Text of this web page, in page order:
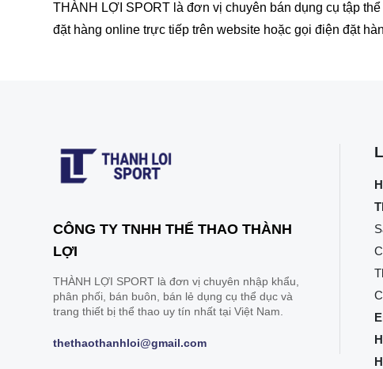
THÀNH LỢI SPORT là đơn vị chuyên bán dụng cụ tập
đặt hàng online trực tiếp trên website hoặc gọi điện đặt
CÔNG TY TNHH THỂ THAO THÀNH
LỢI
THÀNH LỢI SPORT là đơn vị chuyên nhập khẩu,
phân phối, bán buôn, bán lẻ dụng cụ thể dục và
trang thiết bị thể thao uy tín nhất tại Việt Nam.
thethaothanhloi@gmail.com